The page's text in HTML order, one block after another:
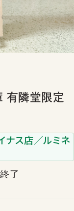
ナス店／ルミネ
了